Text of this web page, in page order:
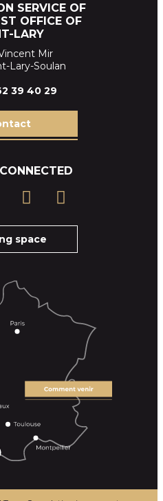
SERVICE OF
OFFICE OF
LARY
Mir
Lary-Soulan
39 40 29
space